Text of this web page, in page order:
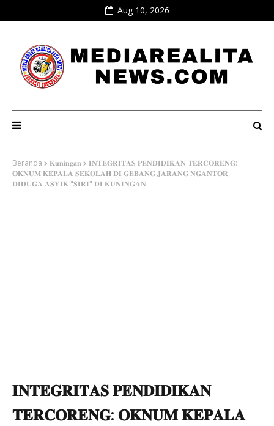
Aug 10, 2026
Beranda 𝐊𝐮𝐧𝐢𝐧𝐠𝐚𝐧
𝐈𝐍𝐓𝐄𝐆𝐑𝐈𝐓𝐀𝐒 𝐏𝐄𝐍𝐃𝐈𝐃𝐈𝐊𝐀𝐍 𝐓𝐄𝐑𝐂𝐎𝐑𝐄𝐍𝐆:
𝐎𝐊𝐍𝐔𝐌 𝐊𝐄𝐏𝐀𝐋𝐀 𝐒𝐄𝐊𝐎𝐋𝐀𝐇 𝐃𝐈 𝐆𝐄𝐁𝐀𝐍𝐆 𝐉𝐀𝐑𝐀𝐍𝐆 𝐍𝐆𝐀𝐍𝐓𝐎𝐑,
𝐃𝐈𝐃𝐔𝐆𝐀 𝐀𝐒𝐘𝐈𝐊 "𝐒𝐈𝐑𝐈" 𝐃𝐈 𝐊𝐔𝐍𝐈𝐍𝐆𝐀𝐍
𝐈𝐍𝐓𝐄𝐆𝐑𝐈𝐓𝐀𝐒 𝐏𝐄𝐍𝐃𝐈𝐃𝐈𝐊𝐀𝐍
𝐓𝐄𝐑𝐂𝐎𝐑𝐄𝐍𝐆: 𝐎𝐊𝐍𝐔𝐌 𝐊𝐄𝐏𝐀𝐋𝐀